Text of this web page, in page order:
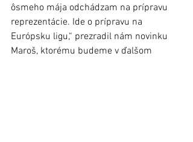
ôsmeho mája odchádzam na prípravu
reprezentácie. Ide o prípravu na
Európsku ligu,“ prezradil nám novinku
Maroš, ktorému budeme v ďalšom